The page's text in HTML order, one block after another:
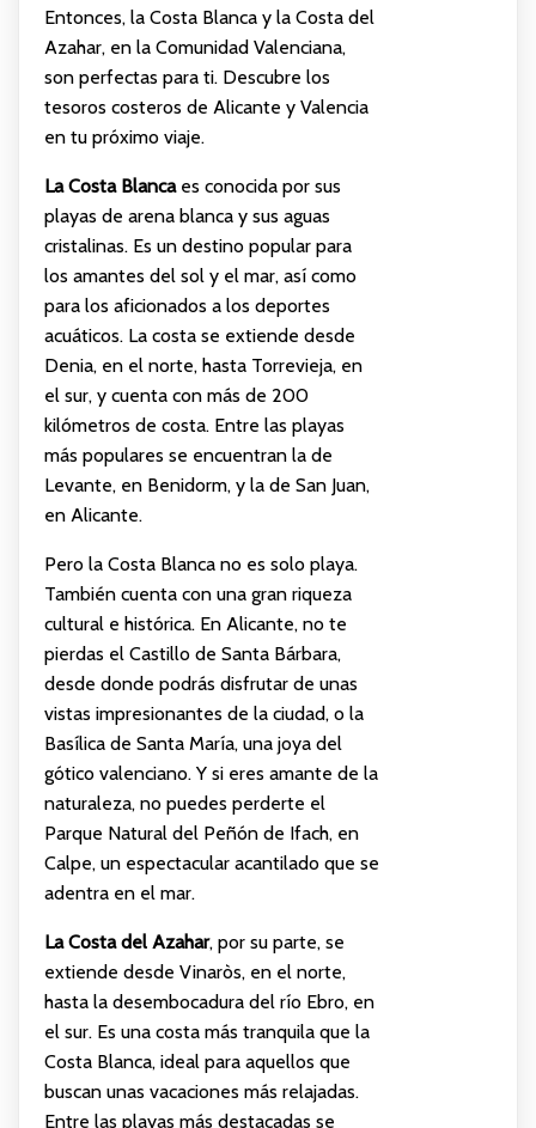
Entonces, la Costa Blanca y la Costa del
Azahar, en la Comunidad Valenciana,
son perfectas para ti. Descubre los
tesoros costeros de Alicante y Valencia
en tu próximo viaje.
La Costa Blancaes conocida por sus
playas de arena blanca y sus aguas
cristalinas. Es un destino popular para
los amantes del sol y el mar, así como
para los aficionados a los deportes
acuáticos. La costa se extiende desde
Denia, en el norte, hasta Torrevieja, en
el sur, y cuenta con más de 200
kilómetros de costa. Entre las playas
más populares se encuentran la de
Levante, en Benidorm, y la de San Juan,
en Alicante.
Pero la Costa Blanca no es solo playa.
También cuenta con una gran riqueza
cultural e histórica. En Alicante, no te
pierdas el Castillo de Santa Bárbara,
desde donde podrás disfrutar de unas
vistas impresionantes de la ciudad, o la
Basílica de Santa María, una joya del
gótico valenciano. Y si eres amante de la
naturaleza, no puedes perderte el
Parque Natural del Peñón de Ifach, en
Calpe, un espectacular acantilado que se
adentra en el mar.
La Costa del Azahar, por su parte, se
extiende desde Vinaròs, en el norte,
hasta la desembocadura del río Ebro, en
el sur. Es una costa más tranquila que la
Costa Blanca, ideal para aquellos que
buscan unas vacaciones más relajadas.
Entre las playas más destacadas se